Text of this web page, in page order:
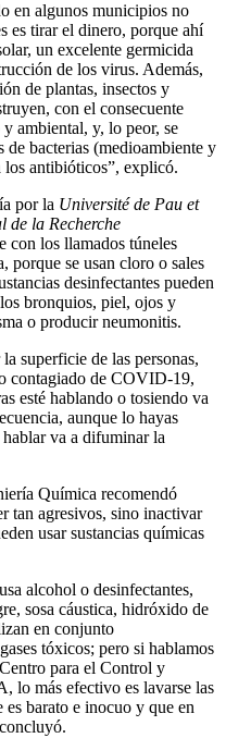
en algunos municipios no
es tirar el dinero, porque ahí
un excelente germicida
de los virus. Además,
de plantas, insectos y
con el consecuente
ambiental, y, lo peor, se
de bacterias (medioambiente y
los antibióticos”, explicó.
por la Université de Pau et
de la Recherche
con los llamados túneles
porque se usan cloro o sales
desinfectantes pueden
bronquios, piel, ojos y
o producir neumonitis.
superficie de las personas,
contagiado de COVID-19,
esté hablando o tosiendo va
aunque lo hayas
va a difuminar la
Química recomendó
tan agresivos, sino inactivar
usar sustancias químicas
alcohol o desinfectantes,
sosa cáustica, hidróxido de
en conjunto
tóxicos; pero si hablamos
para el Control y
lo más efectivo es lavarse las
barato e inocuo y que en